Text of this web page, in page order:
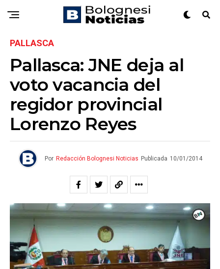
PALLASCA
Pallasca: JNE deja al
voto vacancia del
regidor provincial
Lorenzo Reyes
Por Redacción Bolognesi Noticias Publicada 10/01/2014